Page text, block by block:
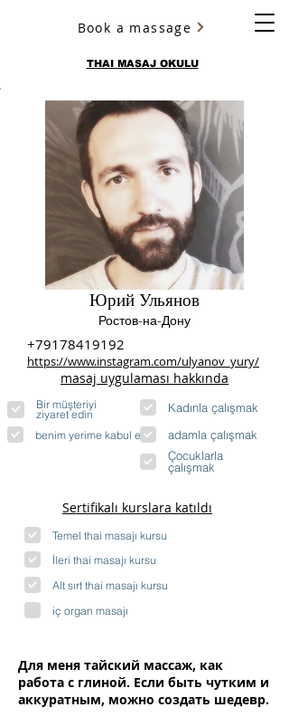
THAI MASAJ OKULU
YURY ULYANOV
Book a massage
Юрий Ульянов
Ростов-на-Дону
+79178419192
https://www.instagram.com/ulyanov_yury/
masaj uygulaması hakkında
Bir müşteriyi
ziyaret edin Kadınla çalışmak
benim yerime kabul et
adamla çalışmak
Çocuklarla
çalışmak
Sertifikalı kurslara katıldı
Temel thai masajı kursu
İleri thai masajı kursu
Alt sırt thai masajı kursu
iç organ masajı
Для меня тайский массаж, как
работа с глиной. Если быть чутким и
аккуратным, можно создать шедевр.